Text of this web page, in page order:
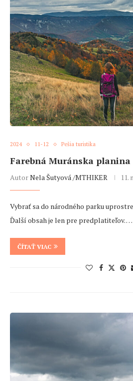
2024 11-12 Pešia turistika
Farebná Muránska planina
AutorNela Šutyová /MTHIKER 11.
Vybrať sa do národného parku
Ďalší obsah je len pre predplatiteľov. …
ČÍTAŤ VIAC